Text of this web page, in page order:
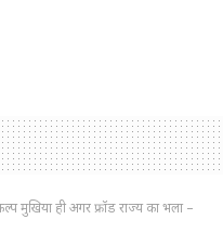
मुखिया ही अगर फ्रॉड राज्य का भला –